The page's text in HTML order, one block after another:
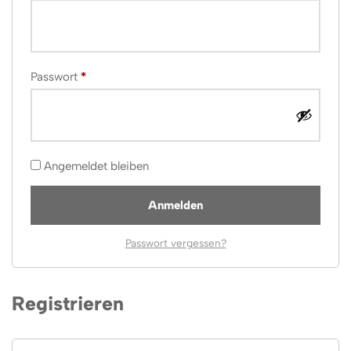
Passwort *
Angemeldet bleiben
Anmelden
Passwort vergessen?
Registrieren